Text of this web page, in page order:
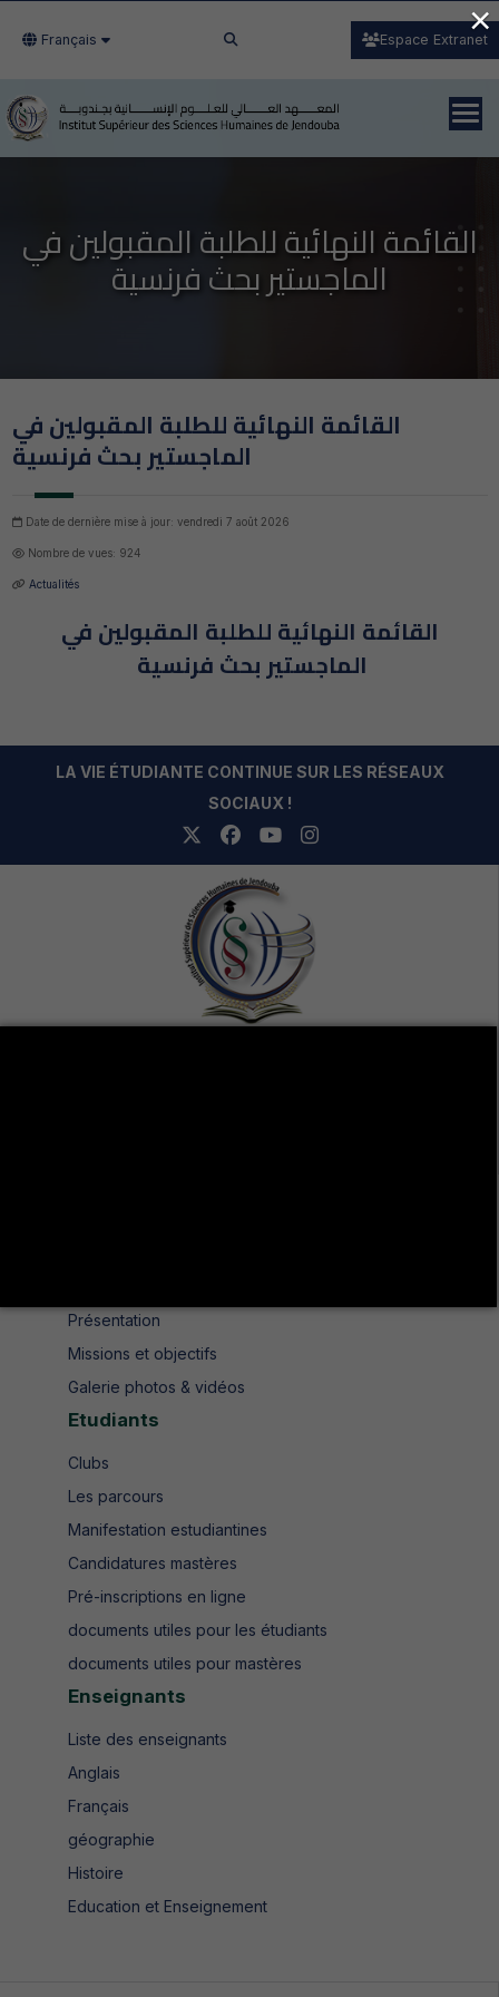
Français Espace Extranet
القائمة النهائية للطلبة المقبولين في
الماجستير بحث فرنسية
القائمة النهائية للطلبة المقبولين في
الماجستير بحث فرنسية
Date de dernière mise à jour: vendredi 7 août 2026
Nombre de vues: 924
Actualités
القائمة النهائية للطلبة المقبولين في
الماجستير بحث فرنسية
LA VIE ÉTUDIANTE CONTINUE SUR LES RÉSEAUX
SOCIAUX !
Présentation
Missions et objectifs
Galerie photos & vidéos
Etudiants
Clubs
Les parcours
Manifestation estudiantines
Candidatures mastères
Pré-inscriptions en ligne
documents utiles pour les étudiants
documents utiles pour mastères
Enseignants
Liste des enseignants
Anglais
Français
géographie
Histoire
Education et Enseignement
×